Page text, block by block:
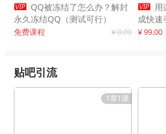
 QQ被冻结了怎么办？解封
永久冻结QQ（测试可行）
免费课程 ¥ 0.00
 用
成快速
略）
¥ 99.00
贴吧引流
1章1课